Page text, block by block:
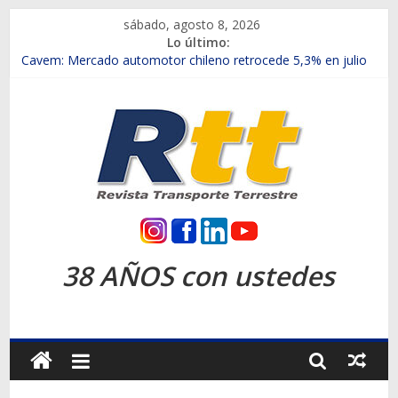
contenido
sábado, agosto 8, 2026
Lo último:
Chile es el primer mercado internacional en lanzar la nueva
Salfa suma vehículos electrificados de Chevrolet en el Biobío
Samex amplía su red con nuevas sucursales en Rancagua y
SINOTRUK Pick-ups presentó la recién estrenada Bolden en
la Expo Compras Públicas 2026
Revista
Transporte
Terrestre
38 AÑOS con ustedes